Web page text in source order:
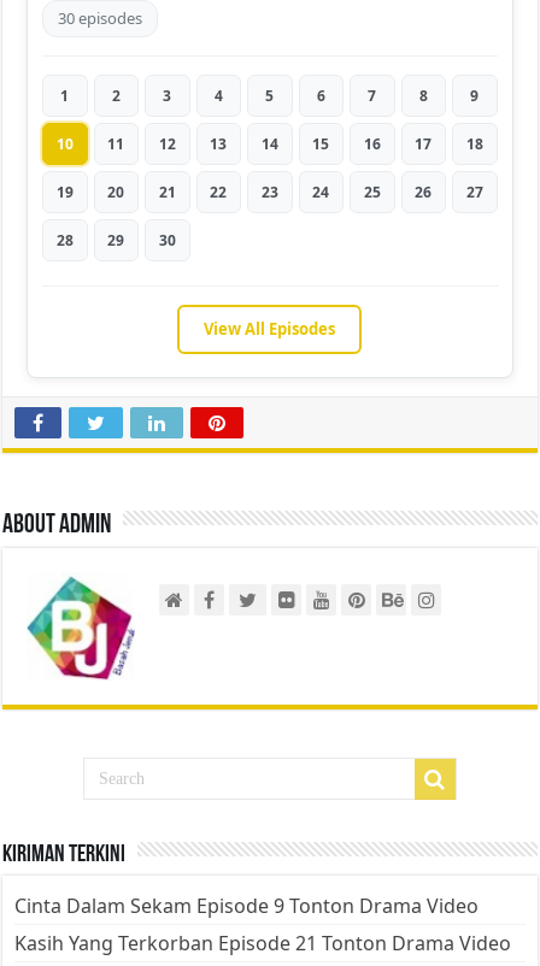
30 episodes
1 2 3 4 5 6 7 8 9
10 11 12 13 14 15 16 17 18
19 20 21 22 23 24 25 26 27
28 29 30
View All Episodes
About admin
Kiriman Terkini
Cinta Dalam Sekam Episode 9 Tonton Drama Video
Kasih Yang Terkorban Episode 21 Tonton Drama Video